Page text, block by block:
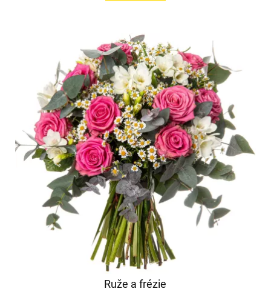
Ruže a frézie